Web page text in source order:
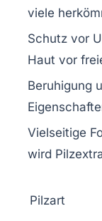
viele
Schutz vor
Haut vor
Beruhigung
Vielseitige
wird
Pilzart